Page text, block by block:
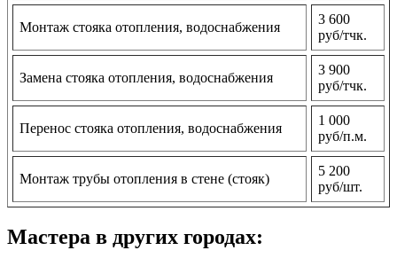
Монтаж стояка отопления, водоснабжения
3 600
руб/тчк.
Замена стояка отопления, водоснабжения
3 900
руб/тчк.
Перенос стояка отопления, водоснабжения
1 000
руб/п.м.
Монтаж трубы отопления в стене (стояк)
5 200
руб/шт.
Мастера в других городах: